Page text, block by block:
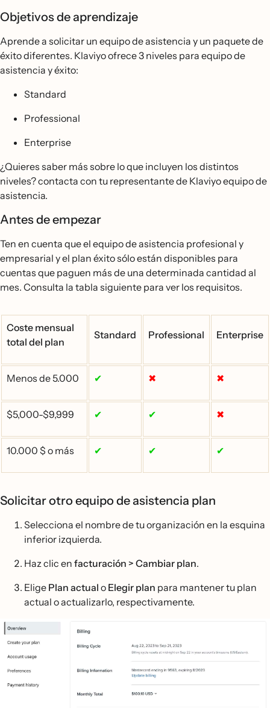
Objetivos de aprendizaje
Aprende a solicitar un equipo de asistencia y un paquete de
éxito diferentes. Klaviyo ofrece 3 niveles para equipo de
asistencia y éxito:
Standard
Professional
Enterprise
¿Quieres saber más sobre lo que incluyen los distintos
niveles? contacta con tu representante de Klaviyo equipo de
asistencia.
Antes de empezar
Ten en cuenta que el equipo de asistencia profesional y
empresarial y el plan éxito sólo están disponibles para
cuentas que paguen más de una determinada cantidad al
mes. Consulta la tabla siguiente para ver los requisitos.
Coste mensual
total del plan
Standard Professional Enterprise
Menos de 5.000 ✔ ✖ ✖
$5,000-$9,999 ✔ ✔ ✖
10.000 $ o más ✔ ✔ ✔
Solicitar otro equipo de asistencia plan
Selecciona el nombre de tu organización en la esquina
inferior izquierda.
Haz clic en facturación > Cambiar plan.
Elige Plan actual o Elegir plan para mantener tu plan
actual o actualizarlo, respectivamente.